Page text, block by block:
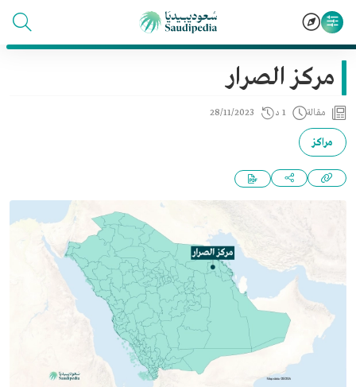
مركز الصرار
مقالة 1 د 28/11/2023
مراكز